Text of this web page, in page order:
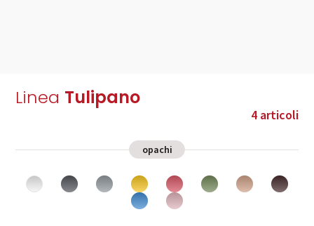
Linea Tulipano
4 articoli
opachi